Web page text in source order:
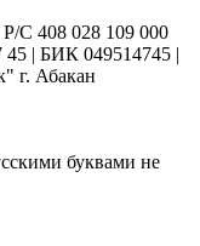
С 408 028 109 000
45 | БИК 049514745 |
г. Абакан
буквами не